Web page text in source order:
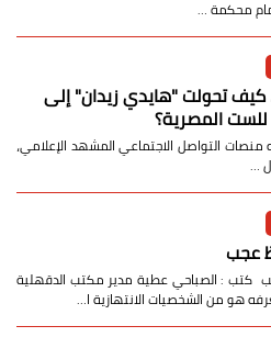
محكمة …
كيف تحولت "هايدي زيدان" إلى
المصرية؟
التواصل الاجتماعي المشهد الإعلامي،
…
عجب
: الصباحي عطية مدير مكتب الدقهلية
هو من الشخصيات الانتهازية ا…